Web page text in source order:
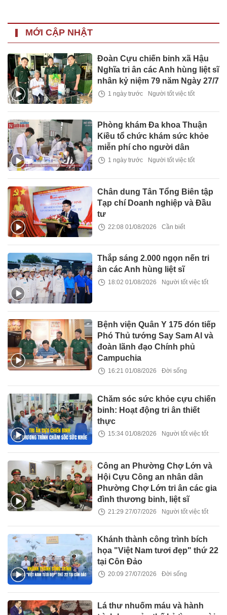
MỚI CẬP NHẬT
Đoàn Cựu chiến binh xã Hậu
Nghĩa tri ân các Anh hùng liệt sĩ
nhân kỷ niệm 79 năm Ngày 27/7
1 ngày trước Người tốt việc tốt
Phòng khám Đa khoa Thuận
Kiều tổ chức khám sức khỏe
miễn phí cho người dân
1 ngày trước Người tốt việc tốt
Chân dung Tân Tổng Biên tập
Tạp chí Doanh nghiệp và Đầu
tư
22:08 01/08/2026 Cần biết
Thắp sáng 2.000 ngọn nến tri
ân các Anh hùng liệt sĩ
18:02 01/08/2026 Người tốt việc tốt
Bệnh viện Quân Y 175 đón tiếp
Phó Thủ tướng Say Sam Al và
đoàn lãnh đạo Chính phủ
Campuchia
16:21 01/08/2026 Đời sống
Chăm sóc sức khỏe cựu chiến
binh: Hoạt động tri ân thiết
thực
15:34 01/08/2026 Người tốt việc tốt
Công an Phường Chợ Lớn và
Hội Cựu Công an nhân dân
Phường Chợ Lớn tri ân các gia
đình thương binh, liệt sĩ
21:29 27/07/2026 Người tốt việc tốt
Khánh thành công trình bích
họa "Việt Nam tươi đẹp" thứ 22
tại Côn Đảo
20:09 27/07/2026 Đời sống
Lá thư nhuốm máu và hành